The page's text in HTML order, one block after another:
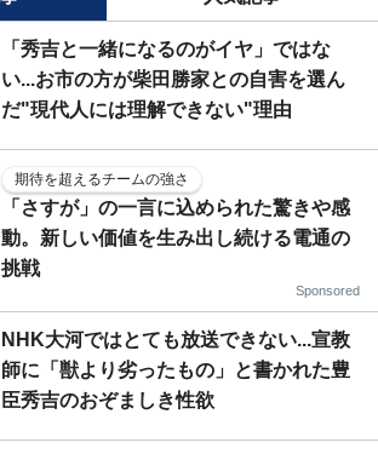
「秀吉と一緒になるのがイヤ」ではな
い...お市の方が柴田勝家との自害を選ん
だ"現代人には理解できない"理由
期待を超えるチームの強さ
「さすが」の一言に込められた驚きや感
動。新しい価値を生み出し続ける電通の
挑戦
Sponsored
NHK大河ではとても放送できない...宣教
師に「獣より劣ったもの」と書かれた豊
臣秀吉のおぞましき性欲